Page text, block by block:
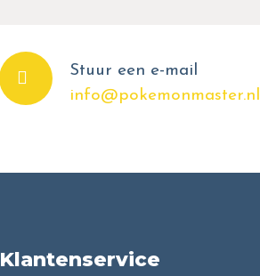
Stuur een e-mail
info@pokemonmaster.nl
Klantenservice